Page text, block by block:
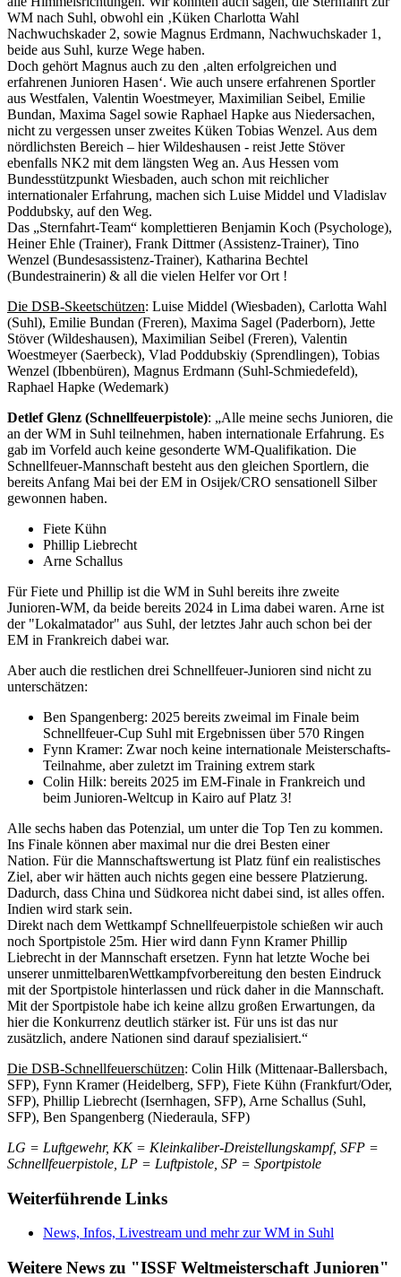
WM nach Suhl, obwohl ein ‚Küken Charlotta Wahl
Nachwuchskader 2, sowie Magnus Erdmann, Nachwuchskader 1,
beide aus Suhl, kurze Wege haben.
Doch gehört Magnus auch zu den ‚alten erfolgreichen und
erfahrenen Junioren Hasen‘. Wie auch unsere erfahrenen Sportler
aus Westfalen, Valentin Woestmeyer, Maximilian Seibel, Emilie
Bundan, Maxima Sagel sowie Raphael Hapke aus Niedersachen,
nicht zu vergessen unser zweites Küken Tobias Wenzel. Aus dem
nördlichsten Bereich – hier Wildeshausen - reist Jette Stöver
ebenfalls NK2 mit dem längsten Weg an. Aus Hessen vom
Bundesstützpunkt Wiesbaden, auch schon mit reichlicher
internationaler Erfahrung, machen sich Luise Middel und Vladislav
Poddubsky, auf den Weg.
Das „Sternfahrt-Team“ komplettieren Benjamin Koch (Psychologe),
Heiner Ehle (Trainer), Frank Dittmer (Assistenz-Trainer), Tino
Wenzel (Bundesassistenz-Trainer), Katharina Bechtel
(Bundestrainerin) & all die vielen Helfer vor Ort !
Die DSB-Skeetschützen: Luise Middel (Wiesbaden), Carlotta Wahl
(Suhl), Emilie Bundan (Freren), Maxima Sagel (Paderborn), Jette
Stöver (Wildeshausen), Maximilian Seibel (Freren), Valentin
Woestmeyer (Saerbeck), Vlad Poddubskiy (Sprendlingen), Tobias
Wenzel (Ibbenbüren), Magnus Erdmann (Suhl-Schmiedefeld),
Raphael Hapke (Wedemark)
Detlef Glenz (Schnellfeuerpistole): „Alle meine sechs Junioren, die
an der WM in Suhl teilnehmen, haben internationale Erfahrung. Es
gab im Vorfeld auch keine gesonderte WM-Qualifikation. Die
Schnellfeuer-Mannschaft besteht aus den gleichen Sportlern, die
bereits Anfang Mai bei der EM in Osijek/CRO sensationell Silber
gewonnen haben.
Fiete Kühn
Phillip Liebrecht
Arne Schallus
Für Fiete und Phillip ist die WM in Suhl bereits ihre zweite
Junioren-WM, da beide bereits 2024 in Lima dabei waren. Arne ist
der "Lokalmatador" aus Suhl, der letztes Jahr auch schon bei der
EM in Frankreich dabei war.
Aber auch die restlichen drei Schnellfeuer-Junioren sind nicht zu
unterschätzen:
Ben Spangenberg: 2025 bereits zweimal im Finale beim
Schnellfeuer-Cup Suhl mit Ergebnissen über 570 Ringen
Fynn Kramer: Zwar noch keine internationale Meisterschafts-
Teilnahme, aber zuletzt im Training extrem stark
Colin Hilk: bereits 2025 im EM-Finale in Frankreich und
beim Junioren-Weltcup in Kairo auf Platz 3!
Alle sechs haben das Potenzial, um unter die Top Ten zu kommen.
Ins Finale können aber maximal nur die drei Besten einer
Nation. Für die Mannschaftswertung ist Platz fünf ein realistisches
Ziel, aber wir hätten auch nichts gegen eine bessere Platzierung.
Dadurch, dass China und Südkorea nicht dabei sind, ist alles offen.
Indien wird stark sein.
Direkt nach dem Wettkampf Schnellfeuerpistole schießen wir auch
noch Sportpistole 25m. Hier wird dann Fynn Kramer Phillip
Liebrecht in der Mannschaft ersetzen. Fynn hat letzte Woche bei
unserer unmittelbarenWettkampfvorbereitung den besten Eindruck
mit der Sportpistole hinterlassen und rück daher in die Mannschaft.
Mit der Sportpistole habe ich keine allzu großen Erwartungen, da
hier die Konkurrenz deutlich stärker ist. Für uns ist das nur
zusätzlich, andere Nationen sind darauf spezialisiert.“
Die DSB-Schnellfeuerschützen: Colin Hilk (Mittenaar-Ballersbach,
SFP), Fynn Kramer (Heidelberg, SFP), Fiete Kühn (Frankfurt/Oder,
SFP), Phillip Liebrecht (Isernhagen, SFP), Arne Schallus (Suhl,
SFP), Ben Spangenberg (Niederaula, SFP)
LG = Luftgewehr, KK = Kleinkaliber-Dreistellungskampf, SFP =
Schnellfeuerpistole, LP = Luftpistole, SP = Sportpistole
Weiterführende Links
News, Infos, Livestream und mehr zur WM in Suhl
Weitere News zu "ISSF Weltmeisterschaft Junioren"